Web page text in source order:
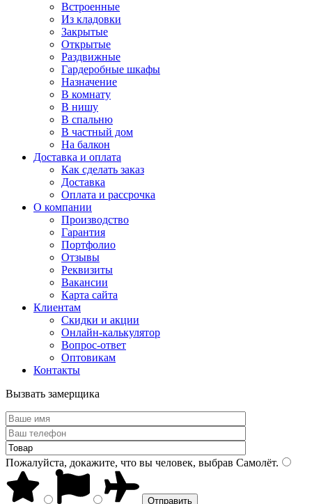
Встроенные
Из кладовки
Закрытые
Открытые
Раздвижные
Гардеробные шкафы
Назначение
В комнату
В нишу
В спальню
В частный дом
На балкон
Доставка и оплата
Как сделать заказ
Доставка
Оплата и рассрочка
О компании
Производство
Гарантия
Портфолио
Отзывы
Реквизиты
Вакансии
Карта сайта
Клиентам
Скидки и акции
Онлайн-калькулятор
Вопрос-ответ
Оптовикам
Контакты
Вызвать замерщика
Пожалуйста, докажите, что вы человек, выбрав Самолёт.